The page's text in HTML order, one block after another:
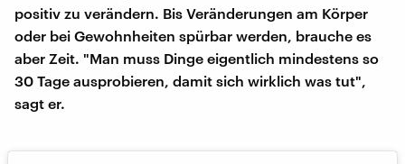
positiv zu verändern. Bis Veränderungen am Körper
oder bei Gewohnheiten spürbar werden, brauche es
aber Zeit. "Man muss Dinge eigentlich mindestens so
30 Tage ausprobieren, damit sich wirklich was tut",
sagt er.